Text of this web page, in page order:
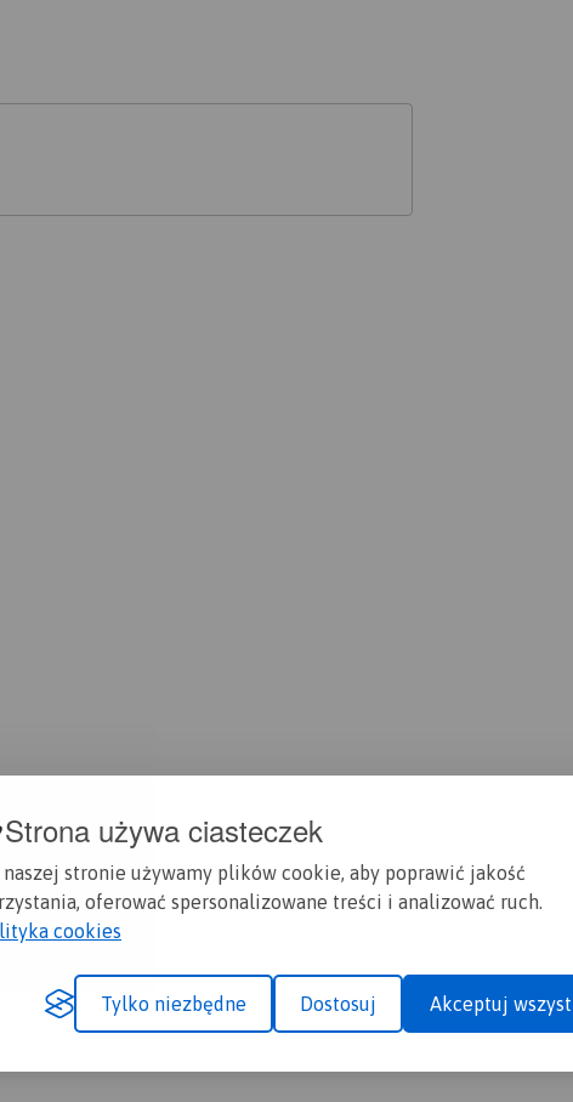
Strona używa ciasteczek
naszej stronie używamy plików cookie, aby poprawić jakość
oferować spersonalizowane treści i analizować ruch.
cookies
Tylko niezbędne Dostosuj Akceptuj